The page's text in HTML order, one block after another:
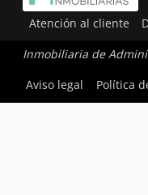
Atención al cliente
Inmobiliaria de
Aviso legal
Política